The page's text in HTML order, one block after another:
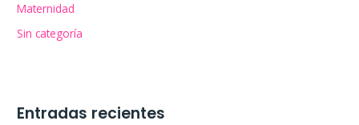
o
Maternidad
Sin categoría
Entradas recientes